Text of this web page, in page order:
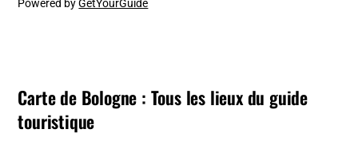
Powered byGetYourGuide
Carte de Bologne : Tous les lieux du guide
touristique